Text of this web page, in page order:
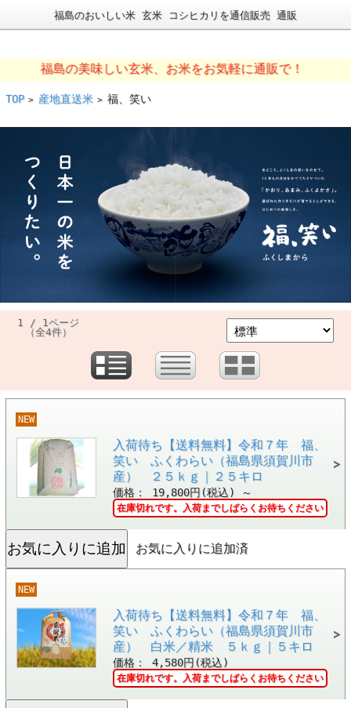
福島のおいしい米 玄米 コシヒカリを通信販売 通販
福島の美味しい玄米、お米をお気軽に通販で！
TOP > 産地直送米 > 福、笑い
1 / 1ページ
（全4件）
NEW
入荷待ち【送料無料】令和７年 福、
笑い ふくわらい（福島県須賀川市
産） ２５ｋｇ｜２５キロ
価格： 19,800円(税込) ～
在庫切れです。入荷までしばらくお待ちください
お気に入りに追加済
NEW
入荷待ち【送料無料】令和７年 福、
笑い ふくわらい（福島県須賀川市
産） 白米／精米 ５ｋｇ｜５キロ
価格： 4,580円(税込)
在庫切れです。入荷までしばらくお待ちください